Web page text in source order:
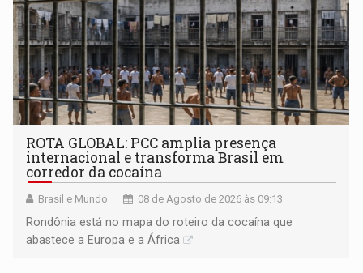
ROTA GLOBAL: PCC amplia presença
internacional e transforma Brasil em
corredor da cocaína
Brasil e Mundo 08 de Agosto de 2026 às 09:13
Rondônia está no mapa do roteiro da cocaína que
abastece a Europa e a África